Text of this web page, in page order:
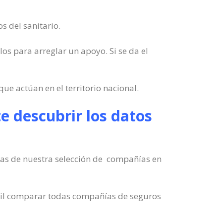
del sanitario.
para arreglar un apoyo. Si se da el
actúan en el territorio nacional.
descubrir los datos
de nuestra selección de compañías en
comparar todas compañías de seguros